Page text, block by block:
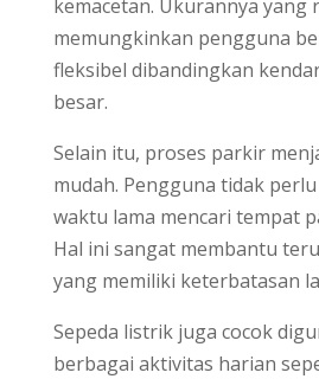
kemacetan. Ukurannya yang
memungkinkan pengguna
fleksibel dibandingkan
besar.
Selain itu, proses parkir
mudah. Pengguna tidak
waktu lama mencari tempat
Hal ini sangat membantu
yang memiliki keterbatasan
Sepeda listrik juga cocok
berbagai aktivitas harian